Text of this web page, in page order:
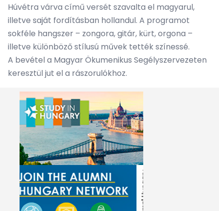
Húvétra várva című versét szavalta el magyarul,
illetve saját fordításban hollandul. A programot
sokféle hangszer – zongora, gitár, kürt, orgona –
illetve különböző stílusú művek tették színessé.
A bevétel a Magyar Ökumenikus Segélyszervezeten
keresztül jut el a rászorulókhoz.